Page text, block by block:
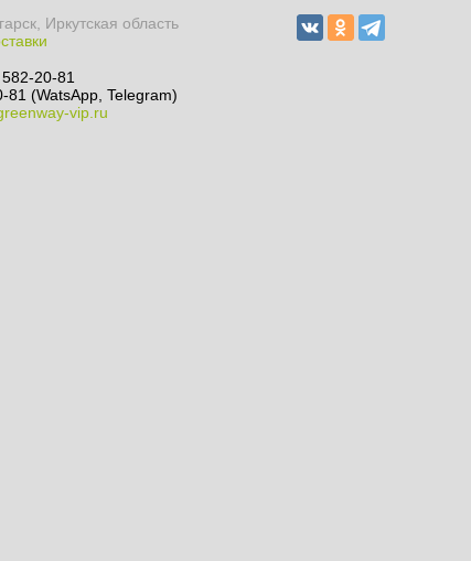
Иркутская область
20-81
81 (WatsApp, Telegram)
vip.ru